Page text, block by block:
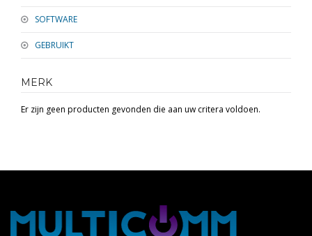
SOFTWARE
GEBRUIKT
MERK
Er zijn geen producten gevonden die aan uw critera voldoen.